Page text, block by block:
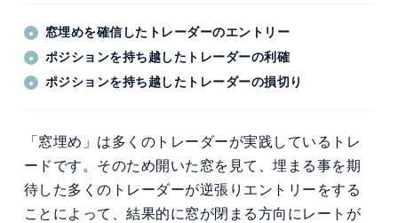
窓埋めを確信したトレーダーのエントリー
ポジションを持ち越したトレーダーの利確
ポジションを持ち越したトレーダーの損切り
「窓埋め」は多くのトレーダーが実践しているトレ
ードです。そのため開いた窓を見て、埋まる事を期
待した多くのトレーダーが逆張りエントリーをする
ことによって、結果的に窓が閉まる方向にレートが